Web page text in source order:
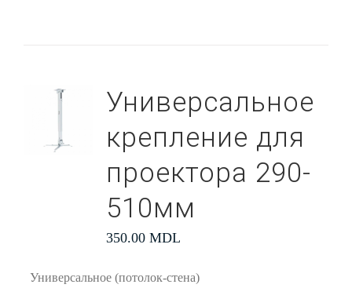
Универсальное
крепление для
проектора 290-
510мм
350.00 MDL
Универсальное (потолок-стена)